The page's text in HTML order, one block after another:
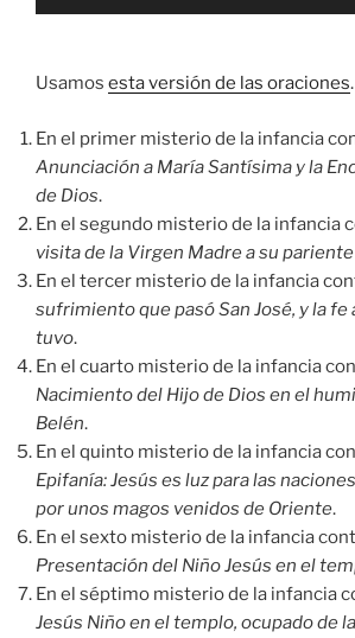
Usamos esta versión de las oraciones.
En el primer misterio de la infancia
Anunciación a María Santísima y la
de Dios.
En el segundo misterio de la infancia
visita de la Virgen Madre a su
En el tercer misterio de la infancia
sufrimiento que pasó San José, y la fe
tuvo.
En el cuarto misterio de la infancia
Nacimiento del Hijo de Dios en el
Belén.
En el quinto misterio de la infancia
Epifanía: Jesús es luz para las
por unos magos venidos de Oriente.
En el sexto misterio de la infancia
Presentación del Niño Jesús en el
En el séptimo misterio de la infancia
Jesús Niño en el templo, ocupado de